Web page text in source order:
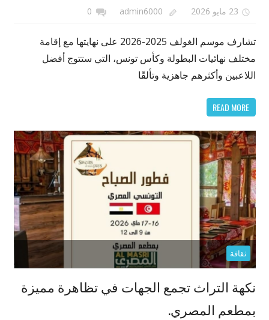
23 مايو 2026 admin6000
0
تشارف موسم الغولف 2025-2026 على نهايتها مع إقامة
مختلف نهائيات البطولة وكأس تونس، التي ستتوج أفضل
اللاعبين وأكثرهم جاهزية وتألقًا
READ MORE
ثقافة
نكهة التراث تجمع الجهات في تظاهرة مميزة
بمطعم المصري.